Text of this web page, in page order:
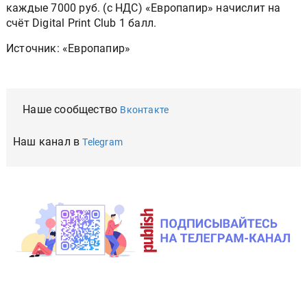
каждые 7000 руб. (с НДС) «Европапир» начислит на
счёт Digital Print Club 1 балл.
Источник: «Европапир»
Наше сообщество Вконтакте
Наш канал вTelegram